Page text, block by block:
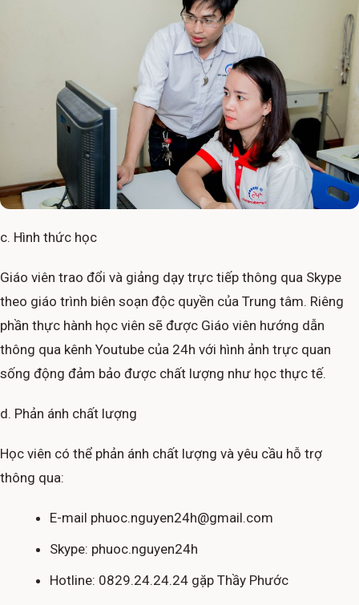
c. Hình thức học
Giáo viên trao đổi và giảng dạy trực tiếp thông qua Skype
theo giáo trình biên soạn độc quyền của Trung tâm. Riêng
phần thực hành học viên sẽ được Giáo viên hướng dẫn
thông qua kênh Youtube của 24h với hình ảnh trực quan
sống động đảm bảo được chất lượng như học thực tế.
d. Phản ánh chất lượng
Học viên có thể phản ánh chất lượng và yêu cầu hỗ trợ
thông qua:
E-mail phuoc.nguyen24h@gmail.com
Skype: phuoc.nguyen24h
Hotline: 0829.24.24.24 gặp Thầy Phước